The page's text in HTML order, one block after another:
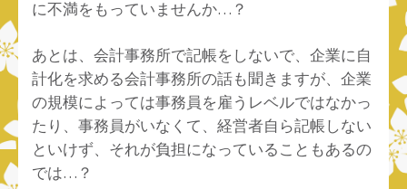
に不満をもっていませんか…？
あとは、会計事務所で記帳をしないで、企業に自
計化を求める会計事務所の話も聞きますが、企業
の規模によっては事務員を雇うレベルではなかっ
たり、事務員がいなくて、経営者自ら記帳しない
といけず、それが負担になっていることもあるの
では…？